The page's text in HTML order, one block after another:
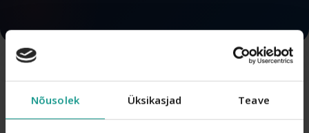
Nõusolek Üksikasjad Teave